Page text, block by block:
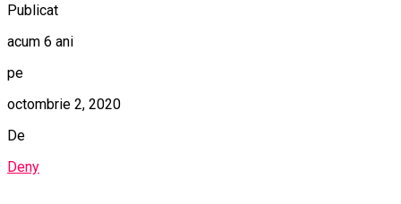
Publicat
acum 6 ani
pe
octombrie 2, 2020
De
Deny